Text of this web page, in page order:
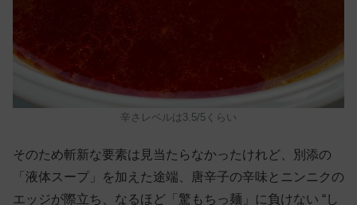
辛さレベルは3.5/5くらい
そのため斬新な要素は見当たらなかったけれど、別添の
「液体スープ」を加えた途端、唐辛子の辛味とニンニクの
エッジが際立ち、なるほど「驚もちっ麺」に負けない “し